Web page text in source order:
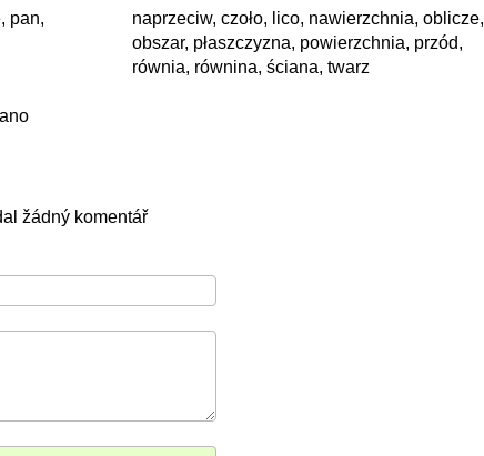
pan,
naprzeciw, czoło, lico, nawierzchnia, oblicze,
obszar, płaszczyzna, powierzchnia, przód,
równia, równina, ściana, twarz
žádný komentář